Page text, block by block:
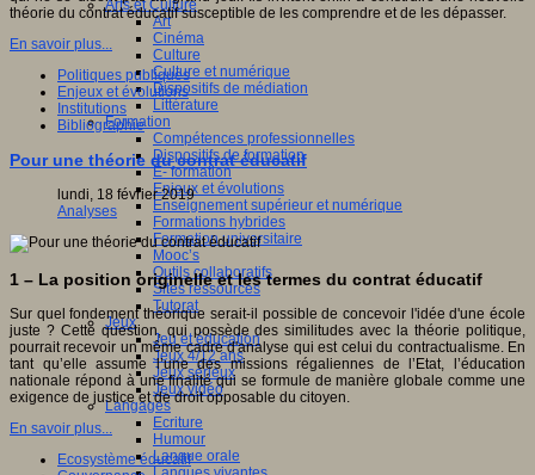
Arts et Culture
Art
Cinéma
Culture
Culture et numérique
Dispositifs de médiation
Littérature
Formation
Compétences professionnelles
Dispositifs de formation
E- formation
Enjeux et évolutions
Enseignement supérieur et numérique
Formations hybrides
Formation universitaire
Mooc’s
Outils collaboratifs
Sites ressources
Tutorat
Jeux
Jeu et éducation
Jeux 4/12 ans
Jeux sérieux
Jeux vidéo
Langages
Ecriture
Humour
Langue orale
théorie du contrat éducatif susceptible de les comprendre et de les dépasser.
En savoir plus...
Politiques publiques
Enjeux et évolutions
Institutions
Bibliographie
Pour une théorie du contrat éducatif
lundi, 18 février 2019
Analyses
1 – La position originelle et les termes du contrat éducatif
Sur quel fondement théorique serait-il possible de concevoir l'idée d'une école
juste ? Cette question, qui possède des similitudes avec la théorie politique,
pourrait recevoir un même cadre d'analyse qui est celui du contractualisme. En
tant qu’elle assume l’une des missions régaliennes de l’Etat, l’éducation
nationale répond à une finalité qui se formule de manière globale comme une
exigence de justice et de droit opposable du citoyen.
En savoir plus...
Ecosystème éducatif